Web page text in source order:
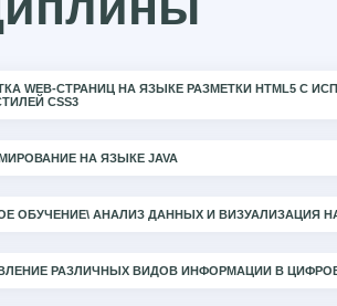
WEB-СТРАНИЦ НА ЯЗЫКЕ РАЗМЕТКИ HTML5 С
CSS3
НА ЯЗЫКЕ JAVA
ОБУЧЕНИЕ\ АНАЛИЗ ДАННЫХ И ВИЗУАЛИЗАЦИЯ НА
РАЗЛИЧНЫХ ВИДОВ ИНФОРМАЦИИ В